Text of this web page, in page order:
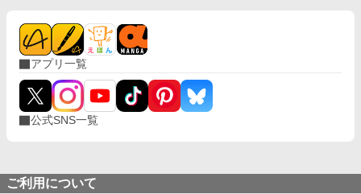
アプリ一覧
公式SNS一覧
ご利用について